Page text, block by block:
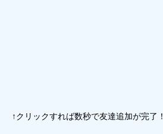
↑クリックすれば数秒で友達追加が完了！